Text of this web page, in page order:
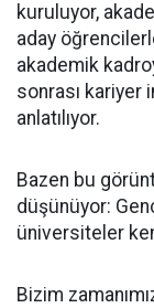
kuruluyor,
aday
akademik
sonrası kariyer
anlatılıyor.
Bazen bu
düşünüyor:
üniversiteler
Bizim